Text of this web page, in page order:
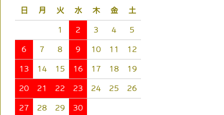
日
月 火 水 木 金 土
1 2 3 4 5
6 7 8 9 10 11 12
13 14 15 16 17 18 19
20 21 22 23 24 25 26
27 28 29 30